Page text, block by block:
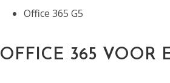
Office 365 G5
OFFICE 365 VOOR